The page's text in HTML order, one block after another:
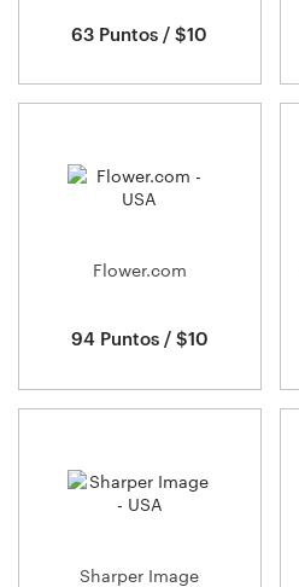
63 Puntos / $10
Flower.com
94 Puntos / $10
Sharper Image